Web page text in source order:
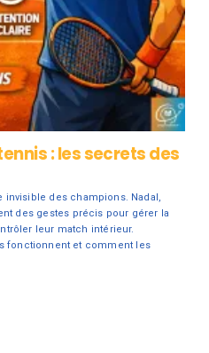
: les secrets des
invisible des champions. Nadal,
des gestes précis pour gérer la
leur match intérieur.
fonctionnent et comment les